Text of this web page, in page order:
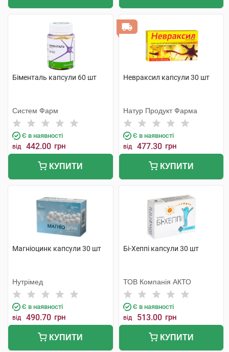
Біменталь капсули 60 шт
Систем Фарм
Є в наявності
від 442.00 грн
КУПИТИ
Невраксил капсули 30 шт
Натур Продукт Фарма
Є в наявності
від 477.30 грн
КУПИТИ
Магніоцинк капсули 30 шт
Нутрімед
Є в наявності
від 490.70 грн
КУПИТИ
Бі-Хеппі капсули 30 шт
ТОВ Компанія АКТО
Є в наявності
від 513.00 грн
КУПИТИ